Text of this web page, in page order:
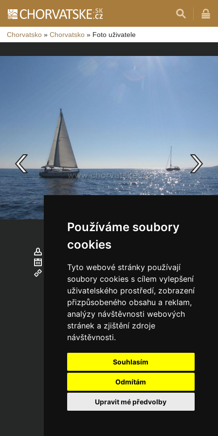
Používáme soubory
cookies
Tyto webové stránky používají
soubory cookies s cílem vylepšení
uživatelského prostředí, zobrazení
přizpůsobeného obsahu a reklam,
analýzy návštěvnosti webových
stránek a zjištění zdroje
návštěvnosti.
Souhlasím
Odmítám
Upravit mé předvolby
Chorvatsko » Chorvatsko » Foto uživatele
Andrea Košťálová před 15 lety
Odkaz pro sdílení